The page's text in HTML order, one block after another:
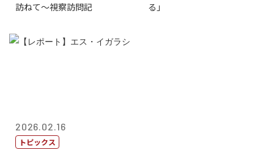
訪ねて～視察訪問記
る」
2026.02.16
トピックス